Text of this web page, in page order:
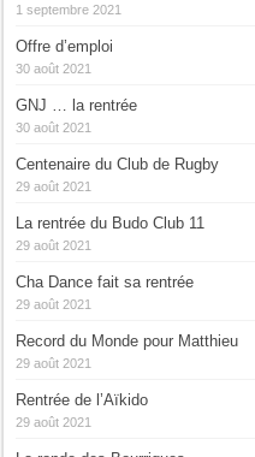
1 septembre 2021
Offre d’emploi
30 août 2021
GNJ … la rentrée
30 août 2021
Centenaire du Club de Rugby
29 août 2021
La rentrée du Budo Club 11
29 août 2021
Cha Dance fait sa rentrée
29 août 2021
Record du Monde pour Matthieu
29 août 2021
Rentrée de l’Aïkido
29 août 2021